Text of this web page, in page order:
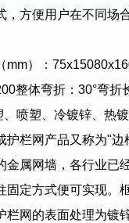
方便用户在不同
）：
整体弯折：30°弯
喷塑、冷镀锌、
栏网产品又称为"边
网墙，各行业已
定方式便可实现
网的表面处理为